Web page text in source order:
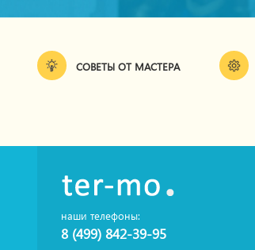
СОВЕТЫ ОТ МАСТЕРА
наши телефоны:
8 (499) 842-39-95